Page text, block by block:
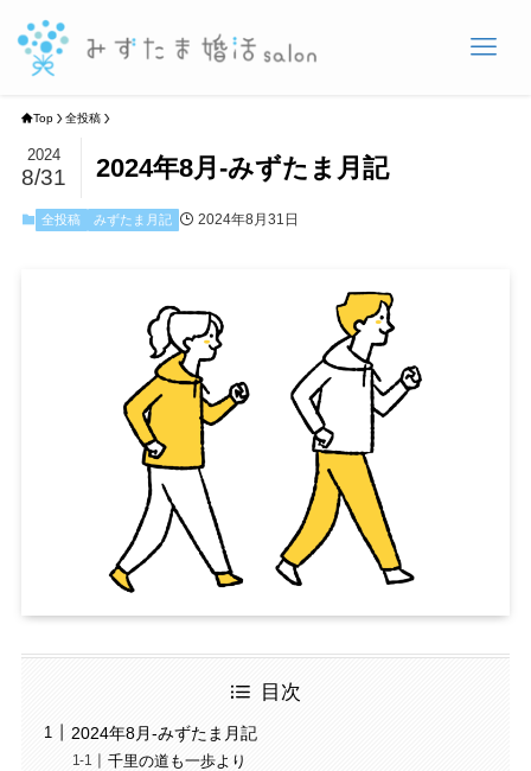
Top 全投稿
2024年8月-みずたま月記
2024
8/31
全投稿 みずたま月記 2024年8月31日
目次
2024年8月-みずたま月記
千里の道も一歩より